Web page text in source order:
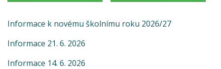
Informace k novému školnímu roku 2026/27
Informace 21. 6. 2026
Informace 14. 6. 2026